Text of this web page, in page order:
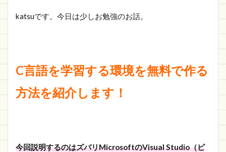
Visual
1.2
Visual
Studio
1.3
katsuです。今日は少しお勉強のお話。
C言語を学習する環境を無料で作る
方法を紹介します！
今回説明するのはズバリMicrosoftのVisual Studio（ビ